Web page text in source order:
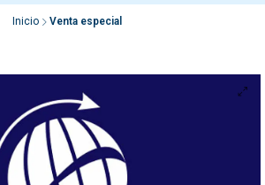
Inicio Venta especial